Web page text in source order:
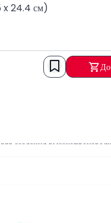
24.4 см)
создания
до 8000 МГц. Четыре
SSD и HDD